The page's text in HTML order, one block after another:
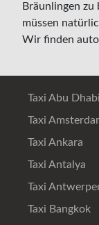
Bräunlingen
müssen
Wir finden
Taxi Abu Dhabi
Taxi
Taxi Ankara
Taxi Antalya
Taxi
Taxi Bangkok